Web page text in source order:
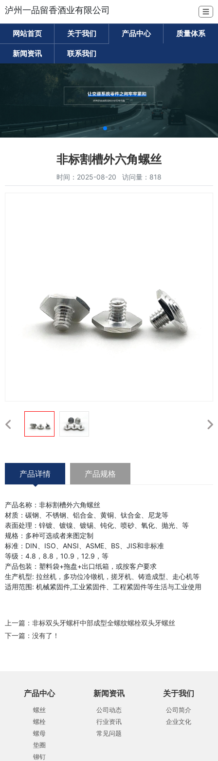
泸州一品留香酒业有限公司 ☰
网站首页 关于我们 产品中心 质量体系
新闻资讯 联系我们
非标割槽外六角螺丝
时间：2025-08-20 访问量：818
产品详情 产品规格
产品名称：非标割槽外六角螺丝
材质：碳钢、不锈钢、铝合金、黄铜、钛合金、尼龙等
表面处理：锌镀、镀镍、镀锡、钝化、喷砂、氧化、抛光、等
规格：多种可选或者来图定制
标准：DIN、ISO、ANSI、ASME、BS、JIS和非标准
等级：4.8，8.8，10.9，12.9，等
产品包装：塑料袋+拖盘+出口纸箱，或按客户要求
生产机型: 拉丝机，多功位冷镦机，搓牙机、铸造成型、走心机等
适用范围: 机械紧固件,工业紧固件、工程紧固件等生活与工业使用
上一篇： 非标双头牙螺杆中部成型全螺纹螺栓双头牙螺丝
下一篇：没有了！
产品中心
螺丝
螺栓
螺母
垫圈
铆钉
新闻资讯
公司动态
行业资讯
常见问题
关于我们
公司简介
企业文化